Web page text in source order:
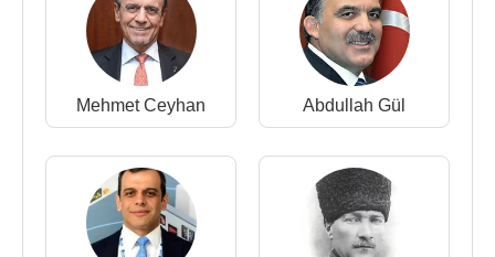
Kovid-19) ile birlikte Dünya Sağlık Örgütüböyle
Pandemik hastalığın varlığını ortaya koydu.
Daha sonra ise Sağlık Bakanlığı doğru kararlar
kurulu kurma kararı aldı.
koronavirüsBilim Kurulu'nda yer alan bazı
isimler şu şekilde
Prof. Dr.Ateş Kara,
Prof. Dr.
Tevfik Özlü
Mehmet Ceyhan Abdullah Gül